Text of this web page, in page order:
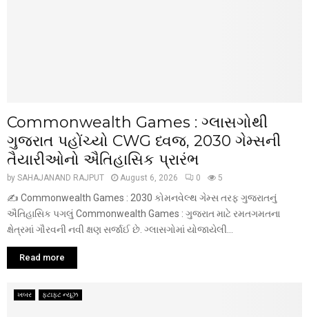
Commonwealth Games : ગ્લાસગોથી
ગુજરાત પહોંચ્યો CWG ધ્વજ, 2030 ગેમ્સની
તૈયારીઓનો ઐતિહાસિક પ્રારંભ
by SAHAJANAND RAJPUT August 6, 2026 0 5
✍️ Commonwealth Games : 2030 કોમનવેલ્થ ગેમ્સ તરફ ગુજરાતનું
ઐતિહાસિક પગલું Commonwealth Games : ગુજરાત માટે રમતગમતના
ક્ષેત્રમાં ગૌરવની નવી ક્ષણ સર્જાઈ છે. ગ્લાસગોમાં યોજાયેલી...
Read more
ખબર ફટાફટ ન્યૂઝ